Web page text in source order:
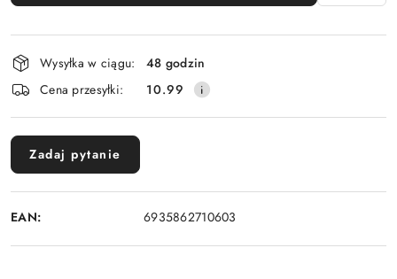
Dostępność
i
dostawa
Wysyłka w ciągu:
48 godzin
Cena przesyłki:
10.99
Zadaj pytanie
EAN: 6935862710603